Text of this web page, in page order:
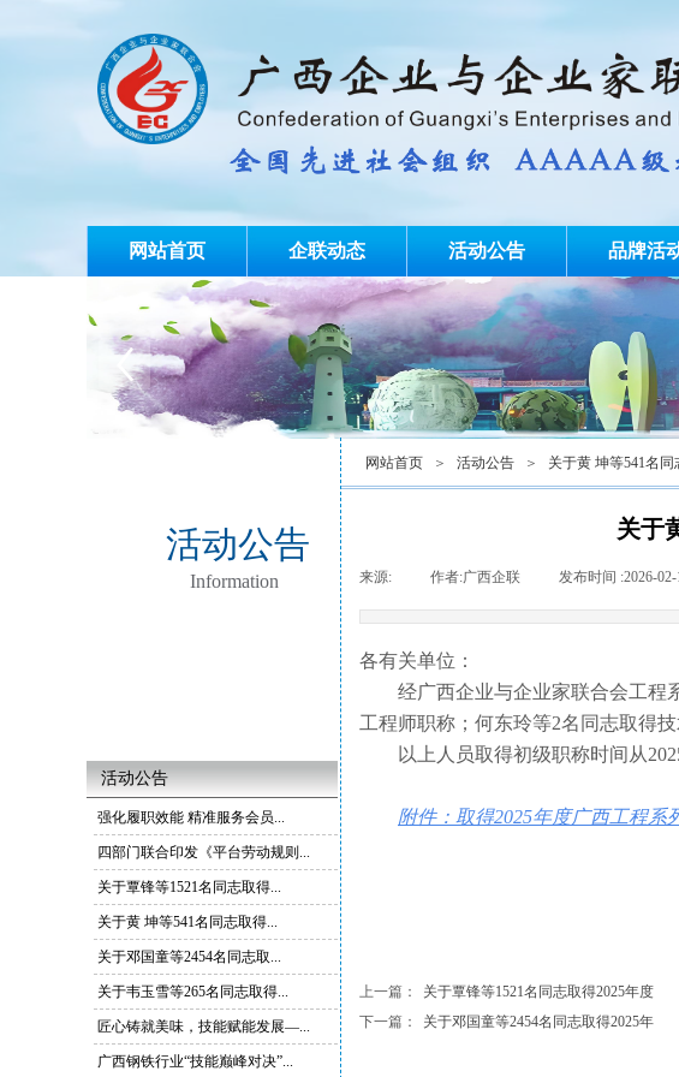
网站首页 企联动态 活动公告 品牌活
网站首页 ＞ 活动公告 ＞ 关于黄 坤等541名
关于
来源: 作者:广西企联 发布时间 :2026-02-
各有关单位：
经广西企业与企业家联合会工程
工程师职称；何东玲等2名同志取得
以上人员取得初级职称时间从
附件：取得2025年度广西工程系
上一篇：
关于覃锋等1521名同志取得2025年度
下一篇：
关于邓国童等2454名同志取得2025年
活动公告
Information
活动公告
强化履职效能 精准服务会员...
四部门联合印发《平台劳动规则...
关于覃锋等1521名同志取得...
关于黄 坤等541名同志取得...
关于邓国童等2454名同志取...
关于韦玉雪等265名同志取得...
匠心铸就美味，技能赋能发展—...
广西钢铁行业“技能巅峰对决”...